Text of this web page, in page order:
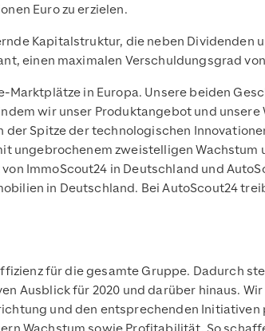
Euro zu erzielen.
Kapitalstruktur, die neben Dividenden
einen maximalen Verschuldungsgrad
Marktplätze in Europa. Unsere beiden
wir unser Produktangebot und
Spitze der technologischen
ungebrochenem zweistelligen Wachstum
ImmoScout24 in Deutschland und
in Deutschland. Bei AutoScout24
für die gesamte Gruppe. Dadurch
Ausblick für 2020 und darüber hinaus.
und den entsprechenden